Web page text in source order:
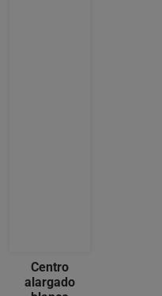
Centro
alargado